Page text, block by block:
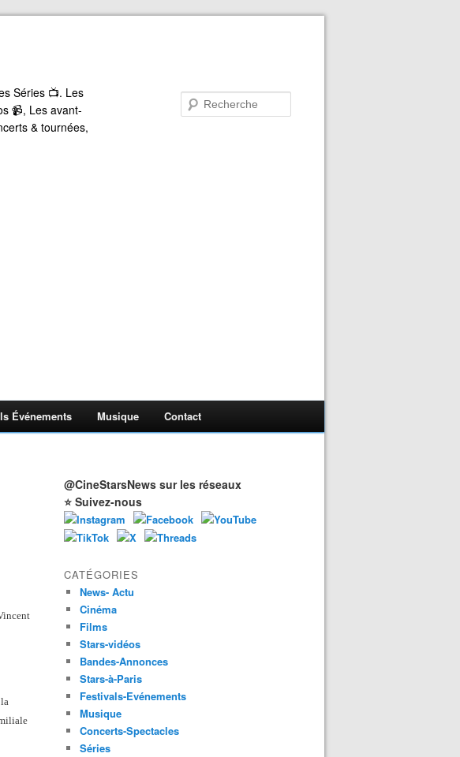
Séries 📺. Les
📹, Les avant-
& tournées,
Événements Musique Contact
@CineStarsNews sur les réseaux
⭐ Suivez-nous
CATÉGORIES
News- Actu
Cinéma
Films
Stars-vidéos
Bandes-Annonces
Stars-à-Paris
Festivals-Evénements
Musique
Concerts-Spectacles
Séries